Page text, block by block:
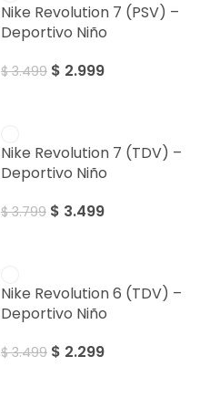
Nike Revolution 7 (PSV) –
Deportivo Niño
$3.499 $ 2.999
Nike Revolution 7 (TDV) –
Deportivo Niño
$3.799 $ 3.499
Nike Revolution 6 (TDV) –
Deportivo Niño
$3.499 $ 2.299